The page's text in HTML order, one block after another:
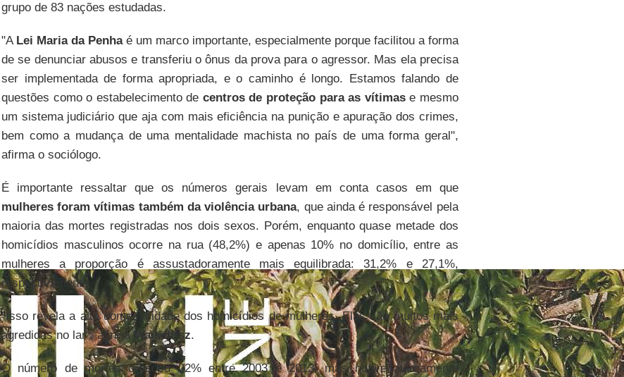
grupo de 83 nações estudadas.
"A Lei Maria da Penhaé um marco importante, especialmente porque facilitou a forma
de se denunciar abusos e transferiu o ônus da prova para o agressor. Mas ela precisa
ser implementada de forma apropriada, e o caminho é longo. Estamos falando de
questões como o estabelecimento de centros de proteção para as vítimase mesmo
um sistema judiciário que aja com mais eficiência na punição e apuração dos crimes,
bem como a mudança de uma mentalidade machista no país de uma forma geral",
afirma o sociólogo.
É importante ressaltar que os números gerais levam em conta casos em que
mulheres foram vítimas também da violência urbana, que ainda é responsável pela
maioria das mortes registradas nos dois sexos. Porém, enquanto quase metade dos
homicídios masculinos ocorre na rua (48,2%) e apenas 10% no domicílio, entre as
mulheres a proporção é assustadoramente mais equilibrada: 31,2% e 27,1%,
respectivamente.
"Isso revela a alta domesticidade dos homicídios de mulheres. Elas são muitos mais
agredidas no lar", afirmaWaiselfisz.
O número de mortes cresceu 22% entre 2003 e 2013, mas houve alargamento